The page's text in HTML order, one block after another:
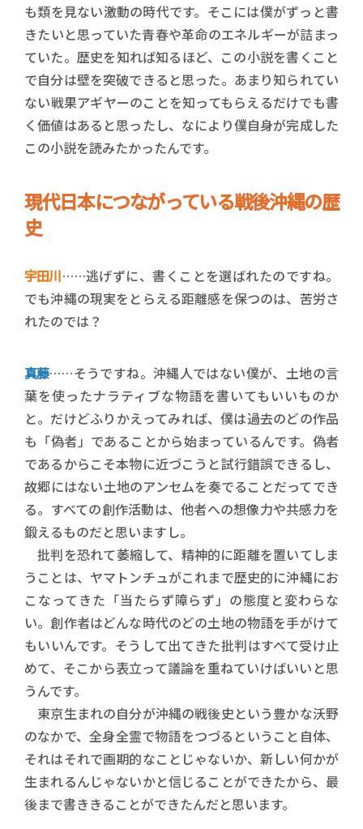
も類を見ない激動の時代です。そこには僕がずっと書
きたいと思っていた青春や革命のエネルギーが詰まっ
ていた。歴史を知れば知るほど、この小説を書くこと
で自分は壁を突破できると思った。あまり知られてい
ない戦果アギヤーのことを知ってもらえるだけでも書
く価値はあると思ったし、なにより僕自身が完成した
この小説を読みたかったんです。
現代日本につながっている戦後沖縄の歴
史
宇田川……逃げずに、書くことを選ばれたのですね。
でも沖縄の現実をとらえる距離感を保つのは、苦労さ
れたのでは？
真藤……そうですね。沖縄人ではない僕が、土地の言
葉を使ったナラティブな物語を書いてもいいものか
と。だけどふりかえってみれば、僕は過去のどの作品
も「偽者」であることから始まっているんです。偽者
であるからこそ本物に近づこうと試行錯誤できるし、
故郷にはない土地のアンセムを奏でることだってでき
る。すべての創作活動は、他者への想像力や共感力を
鍛えるものだと思いますし。
批判を恐れて萎縮して、精神的に距離を置いてしま
うことは、ヤマトンチュがこれまで歴史的に沖縄にお
こなってきた「当たらず障らず」の態度と変わらな
い。創作者はどんな時代のどの土地の物語を手がけて
もいいんです。そうして出てきた批判はすべて受け止
めて、そこから表立って議論を重ねていけばいいと思
うんです。
東京生まれの自分が沖縄の戦後史という豊かな沃野
のなかで、全身全霊で物語をつづるということ自体、
それはそれで画期的なことじゃないか、新しい何かが
生まれるんじゃないかと信じることができたから、最
後まで書ききることができたんだと思います。